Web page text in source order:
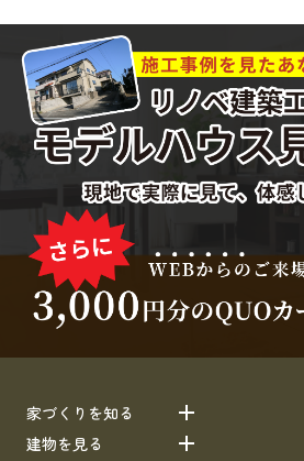
家づくりを知る
建物を見る